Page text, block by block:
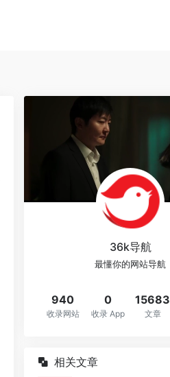
36k导航
最懂你的网站导航
940
收录网站
0
收录 App
15683
文章
相关文章